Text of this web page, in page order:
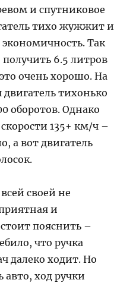
и спутниковое
тихо жужжит и
Так
6.5 литров
очень хорошо. На
двигатель тихонько
оборотов. Однако
135+ км/ч –
а вот двигатель
своей не
и
пояснить –
что ручка
далеко ходит. Но
авто, ход ручки